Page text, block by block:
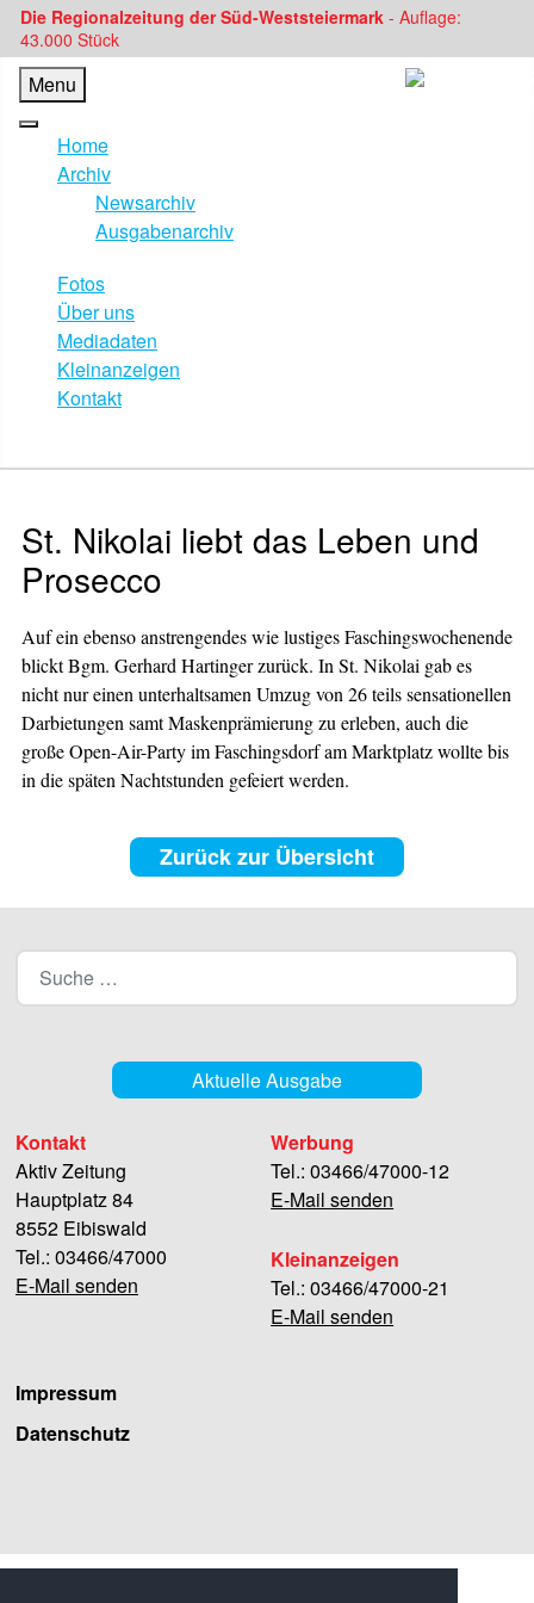
Die Regionalzeitung der Süd-Weststeiermark - Auflage:
43.000 Stück
Menu
Home
Archiv
Newsarchiv
Ausgabenarchiv
Fotos
Über uns
Mediadaten
Kleinanzeigen
Kontakt
St. Nikolai liebt das Leben und
Prosecco
Auf ein ebenso anstrengendes wie lustiges Faschingswochenende
blickt Bgm. Gerhard Hartinger zurück. In St. Nikolai gab es
nicht nur einen unterhaltsamen Umzug von 26 teils sensationellen
Darbietungen samt Maskenprämierung zu erleben, auch die
große Open-Air-Party im Faschingsdorf am Marktplatz wollte bis
in die späten Nachtstunden gefeiert werden.
Zurück zur Übersicht
Aktuelle Ausgabe
Kontakt
Aktiv Zeitung
Hauptplatz 84
8552 Eibiswald
Tel.: 03466/47000
E-Mail senden
Werbung
Tel.: 03466/47000-12
E-Mail senden
Kleinanzeigen
Tel.: 03466/47000-21
E-Mail senden
Impressum
Datenschutz